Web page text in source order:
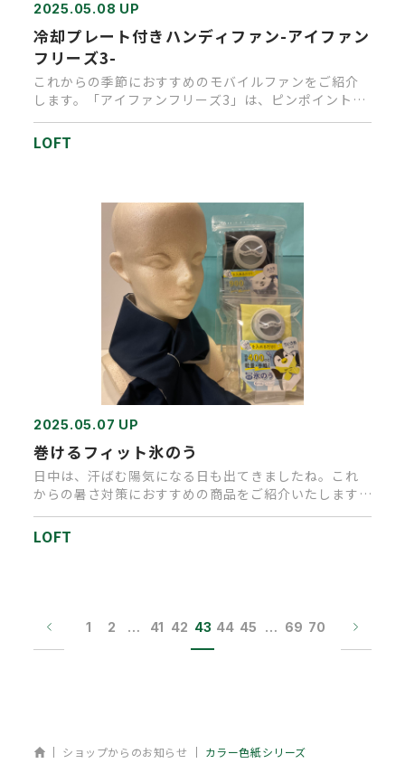
2025.05.08 UP
冷却プレート付きハンディファン-アイファン
フリーズ3-
これからの季節におすすめのモバイルファンをご紹介
します。「アイファンフリーズ3」は、ピンポイント冷
却と強力送風のダブル冷…
LOFT
2025.05.07 UP
巻けるフィット氷のう
日中は、汗ばむ陽気になる日も出てきましたね。これ
からの暑さ対策におすすめの商品をご紹介いたします。
LOFT
1 2 … 41 42 43 44 45 … 69 70
ホーム
ショップからのお知らせ カラー色紙シリーズ